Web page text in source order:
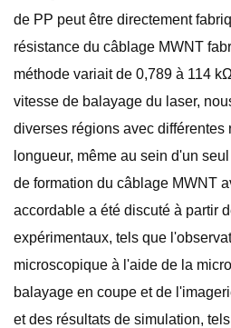
de PP peut être directement
résistance du câblage MWNT
méthode variait de 0,789 à 114
vitesse de balayage du laser,
diverses régions avec différentes
longueur, même au sein d'un
de formation du câblage MWNT
accordable a été discuté à partir
expérimentaux, tels que
microscopique à l'aide de la
balayage en coupe et de
et des résultats de simulation,